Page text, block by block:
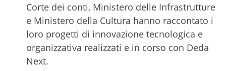
Corte dei conti, Ministero delle Infrastrutture
e Ministero della Cultura hanno raccontato i
loro progetti di innovazione tecnologica e
organizzativa realizzati e in corso con Deda
Next.